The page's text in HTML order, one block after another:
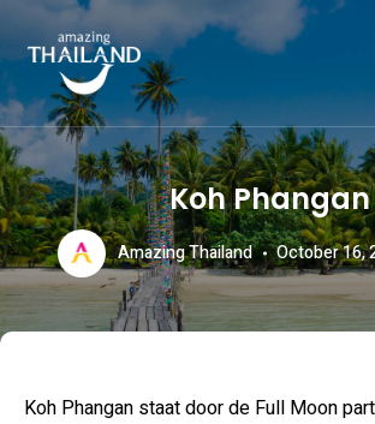
AMAZING THAILAND
Officiële website van de Toeristische Autoriteit van
Koh Phangan
Amazing Thailand October 16,
Koh Phangan staat door de Full Moon